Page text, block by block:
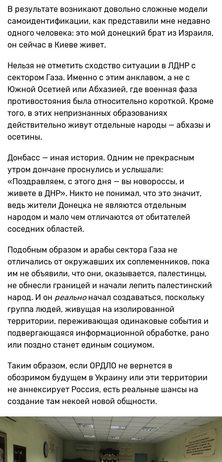
В результате возникают довольно сложные модели
самоидентификации, как представили мне недавно
одного человека: это мой донецкий брат из Израиля,
он сейчас в Киеве живет.
Нельзя не отметить сходство ситуации в ЛДНР с
сектором Газа. Именно с этим анклавом, а не с
Южной Осетией или Абхазией, где военная фаза
противостояния была относительно короткой. Кроме
того, в этих непризнанных образованиях
действительно живут отдельные народы — абхазы и
осетины.
Донбасс — иная история. Одним не прекрасным
утром дончане проснулись и услышали:
«Поздравляем, с этого дня — вы новороссы, и
живете в ДНР». Никто не понимал, что это значит,
ведь жители Донецка не являются отдельным
народом и мало чем отличаются от обитателей
соседних областей.
Подобным образом и арабы сектора Газа не
отличались от окружавших их соплеменников, пока
им не объявили, что они, оказывается, палестинцы,
не обнесли границей и начали лепить палестинский
народ. И он реальноначал создаваться, поскольку
группа людей, живущая на изолированной
территории, переживающая одинаковые события и
подвергающаяся информационной обработке, рано
или поздно станет единым социумом.
Таким образом, если ОРДЛО не вернется в
обозримом будущем в Украину или эти территории
не аннексирует Россия, есть реальные шансы на
создание там некоей новой общности.